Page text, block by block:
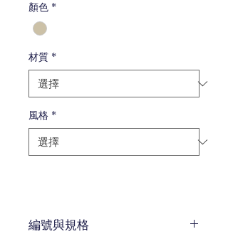
顏色 *
材質 *
風格 *
編號與規格